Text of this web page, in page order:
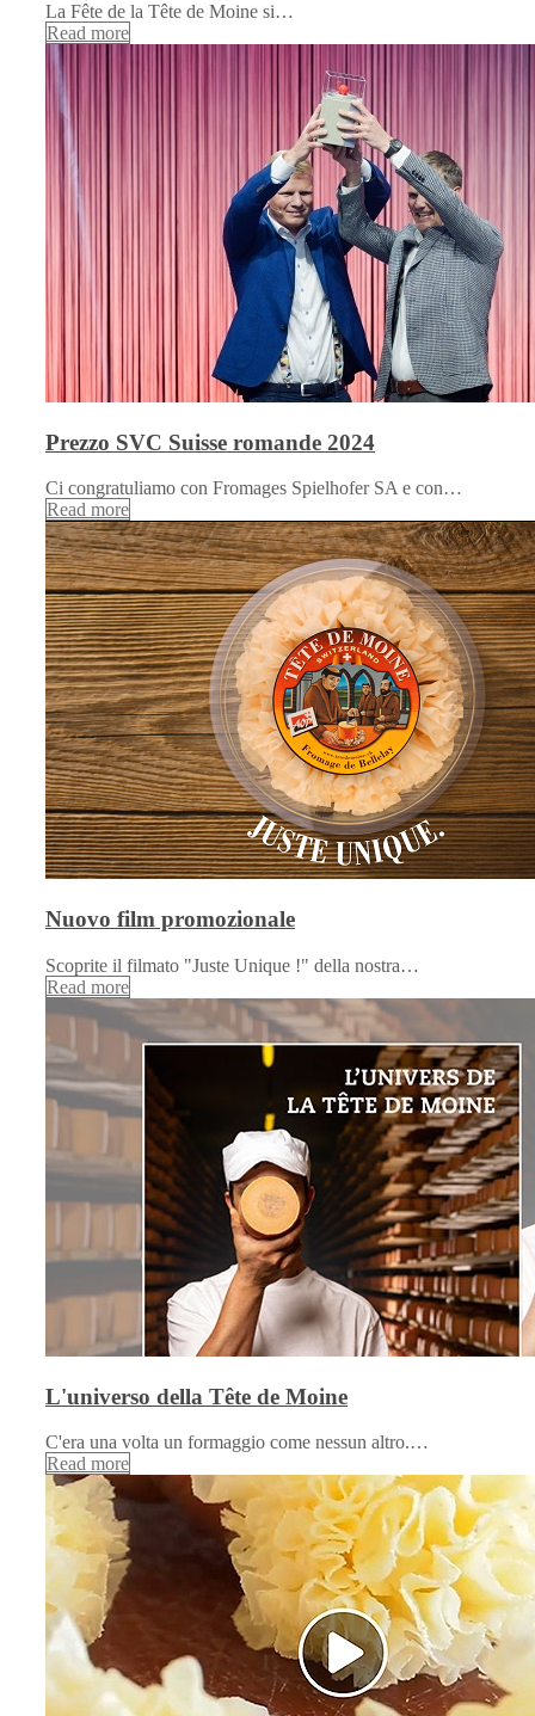
La Fête de la Tête de Moine si…
Read more
Prezzo SVC Suisse romande 2024
Ci congratuliamo con Fromages Spielhofer SA e con…
Read more
Nuovo film promozionale
Scoprite il filmato "Juste Unique !" della nostra…
Read more
L'universo della Tête de Moine
C'era una volta un formaggio come nessun altro.…
Read more